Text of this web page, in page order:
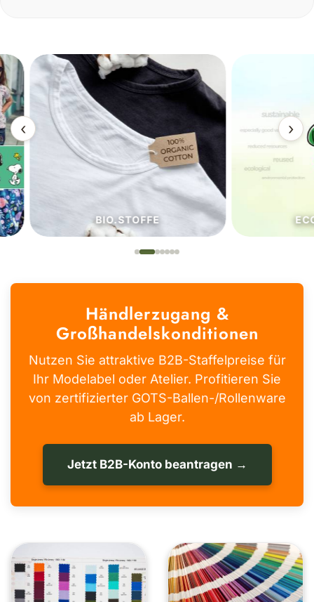
‹
BIO.STOFFE
›
Händlerzugang &
Großhandelskonditionen
Nutzen Sie attraktive B2B-Staffelpreise für
Ihr Modelabel oder Atelier. Profitieren Sie
von zertifizierter GOTS-Ballen-/Rollenware
ab Lager.
Jetzt B2B-Konto beantragen →